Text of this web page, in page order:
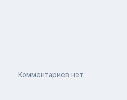
Комментариев нет